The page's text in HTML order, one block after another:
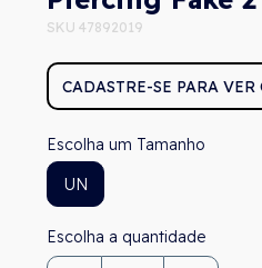
SKU 47892019
CADASTRE-SE PARA VER
Tamanho
UN